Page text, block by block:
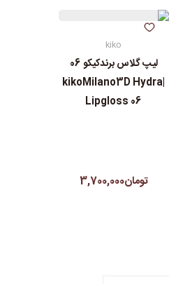
kiko
لیپ گلاس‌ برندکیکو 06
|kikoMilano3D Hydra
Lipgloss 06
تومان3,700,000